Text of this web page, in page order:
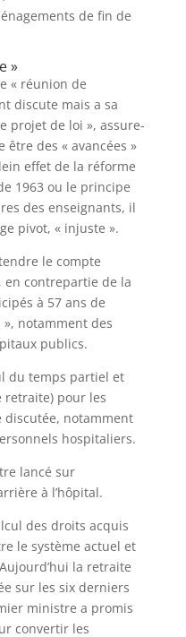
de fin de
»
« réunion de
discute mais a sa
projet de loi », assure-
être des « avancées »
effet de la réforme
1963 ou le principe
des enseignants, il
pivot, « injuste ».
le compte
contrepartie de la
à 57 ans de
notamment des
publics.
du temps partiel et
retraite) pour les
notamment
hospitaliers.
lancé sur
à l’hôpital.
des droits acquis
le système actuel et
la retraite
sur les six derniers
ministre a promis
convertir les